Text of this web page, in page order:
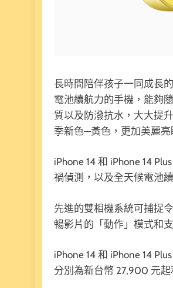
長時間陪伴孩子一同成長
電池續航力的手機，能夠
質以及防潑抗水，大大提
季新色—黃色，更加美麗亮
iPhone 14 和 iPhone 14
禍偵測，以及全天候電池
先進的雙相機系統可捕捉
暢影片的「動作」模式和
iPhone 14 和 iPhone 14
分別為新台幣 27,900 元起